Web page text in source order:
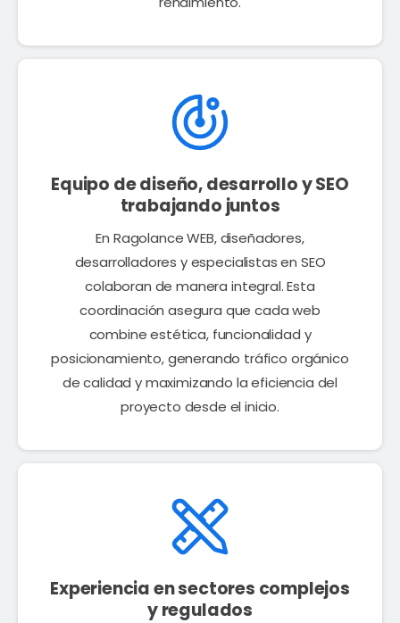
Equipo de diseño, desarrollo y SEO
trabajando juntos
En Ragolance WEB, diseñadores,
desarrolladores y especialistas en SEO
colaboran de manera integral. Esta
coordinación asegura que cada web
combine estética, funcionalidad y
posicionamiento, generando tráfico orgánico
de calidad y maximizando la eficiencia del
proyecto desde el inicio.
Experiencia en sectores complejos
y regulados